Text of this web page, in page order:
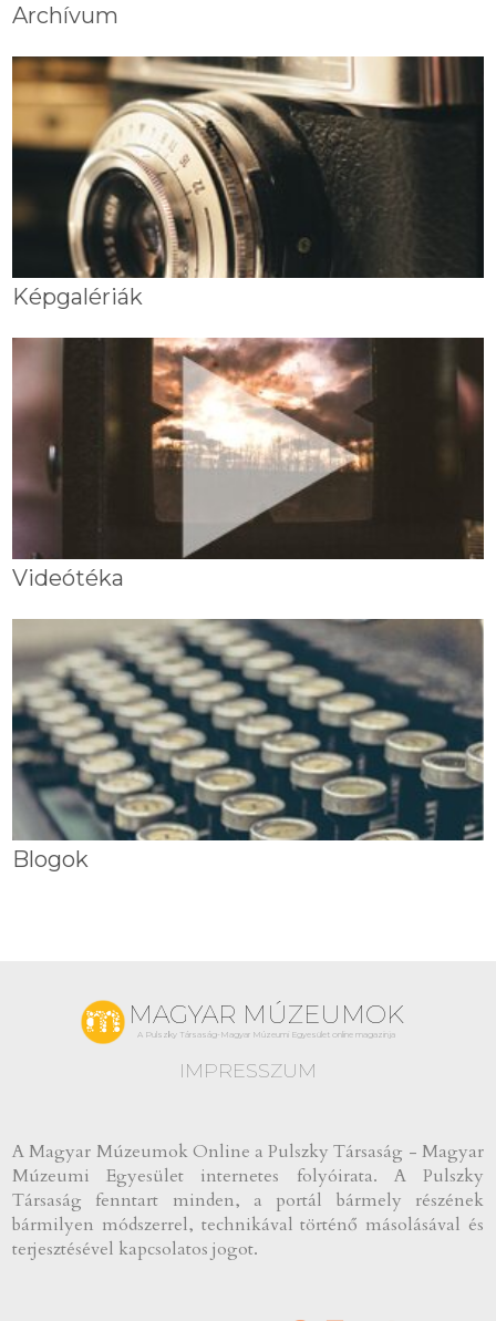
Archívum
Képgalériák
Videótéka
Blogok
MAGYAR MÚZEUMOK
A Pulszky Társaság-Magyar Múzeumi Egyesület online magazinja
IMPRESSZUM
A Magyar Múzeumok Online a Pulszky Társaság - Magyar
Múzeumi Egyesület internetes folyóirata. A Pulszky
Társaság fenntart minden, a portál bármely részének
bármilyen módszerrel, technikával történő másolásával és
terjesztésével kapcsolatos jogot.